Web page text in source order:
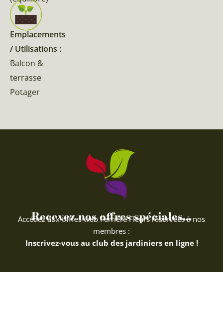
Emplacements
/ Utilisations :
Balcon &
terrasse
Potager
Recevez nos offres spéciales...
Accédez aux offres web Ferriere Fleurs réservées à nos
membres :
Inscrivez-vous au club des jardiniers en ligne !